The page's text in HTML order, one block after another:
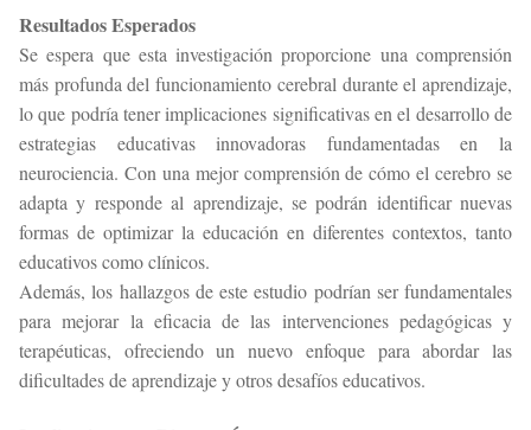
Resultados Esperados
Se espera que esta investigación proporcione una comprensión
más profunda del funcionamiento cerebral durante el aprendizaje,
lo que podría tener implicaciones significativas en el desarrollo de
estrategias educativas innovadoras fundamentadas en la
neurociencia. Con una mejor comprensión de cómo el cerebro se
adapta y responde al aprendizaje, se podrán identificar nuevas
formas de optimizar la educación en diferentes contextos, tanto
educativos como clínicos.
Además, los hallazgos de este estudio podrían ser fundamentales
para mejorar la eficacia de las intervenciones pedagógicas y
terapéuticas, ofreciendo un nuevo enfoque para abordar las
dificultades de aprendizaje y otros desafíos educativos.